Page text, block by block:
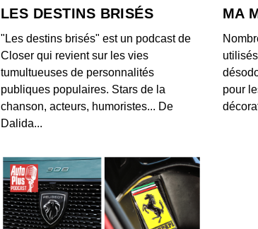
LES DESTINS BRISÉS
"Les destins brisés" est un podcast de
Closer qui revient sur les vies
tumultueuses de personnalités
publiques populaires. Stars de la
chanson, acteurs, humoristes... De
Dalida...
MA
pour